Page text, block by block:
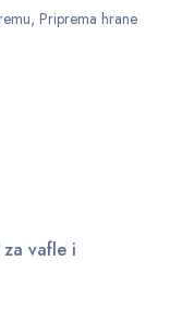
, Priprema hrane
vafle i